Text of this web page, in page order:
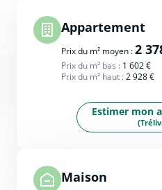
Appartement
Prix du m² moyen :2
Prix du m² bas : 1 602 €
Prix du m² haut :2 928 €
Estimer mon
Maison